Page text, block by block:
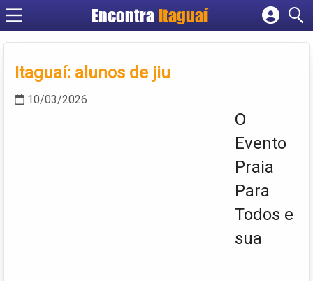
EncontraItaguaí
Cadastrar empresa
Criar conta
Itaguaí: alunos de jiu
10/03/2026
O
Evento
Praia
Para
Todos e
sua